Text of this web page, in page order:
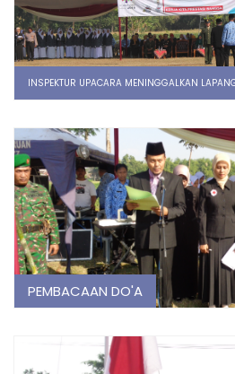
INSPEKTUR UPACARA MENINGGALKAN
PEMBACAAN DO'A